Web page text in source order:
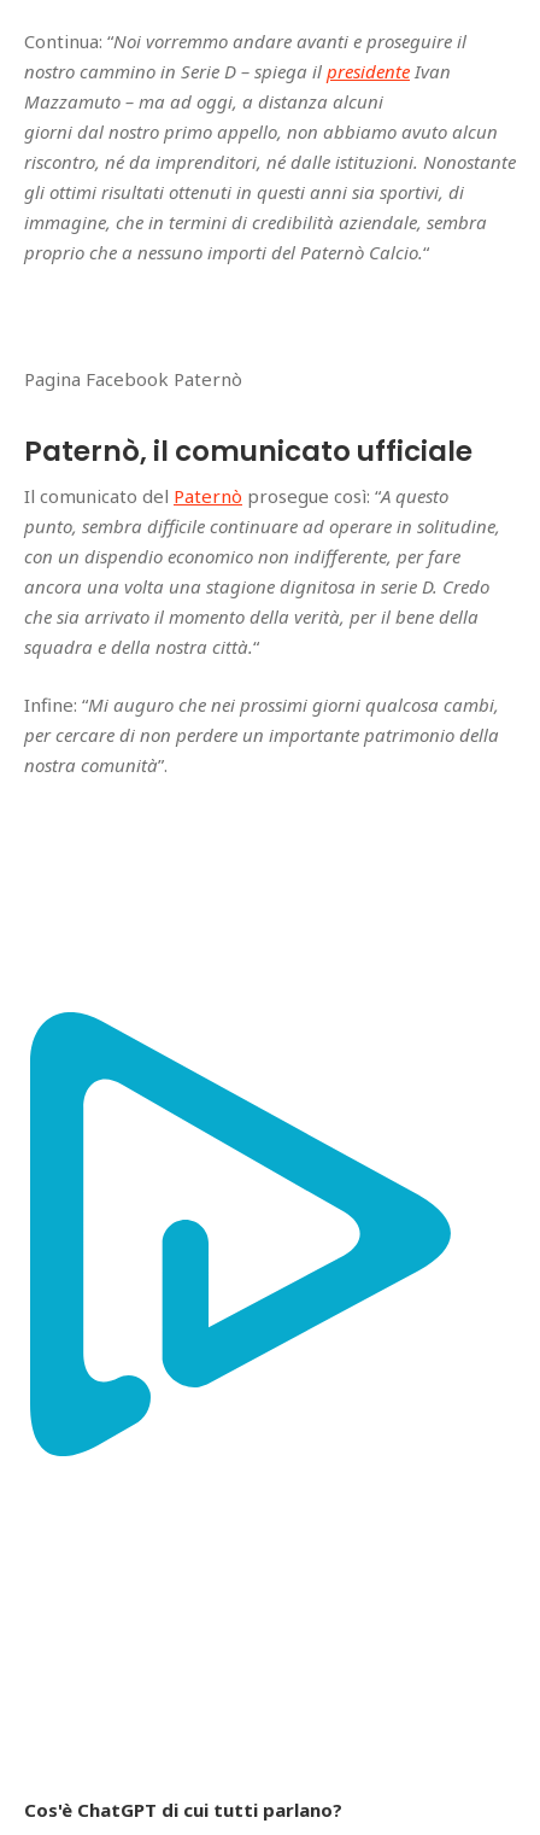
Continua: “Noi vorremmo andare avanti e proseguire il
nostro cammino in Serie D – spiega il presidente Ivan
Mazzamuto – ma ad oggi, a distanza alcuni
giorni dal nostro primo appello, non abbiamo avuto alcun
riscontro, né da imprenditori, né dalle istituzioni. Nonostante
gli ottimi risultati ottenuti in questi anni sia sportivi, di
immagine, che in termini di credibilità aziendale, sembra
proprio che a nessuno importi del Paternò Calcio.“
Pagina Facebook Paternò
Paternò, il comunicato ufficiale
Il comunicato del Paternò prosegue così: “A questo
punto, sembra difficile continuare ad operare in solitudine,
con un dispendio economico non indifferente, per fare
ancora una volta una stagione dignitosa in serie D. Credo
che sia arrivato il momento della verità, per il bene della
squadra e della nostra città.“
Infine: “Mi auguro che nei prossimi giorni qualcosa cambi,
per cercare di non perdere un importante patrimonio della
nostra comunità”.
Cos'è ChatGPT di cui tutti parlano?